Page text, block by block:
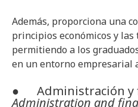
Además, proporciona una
principios económicos y las
permitiendo a los
en un entorno empresarial
● Administración y
Administration and